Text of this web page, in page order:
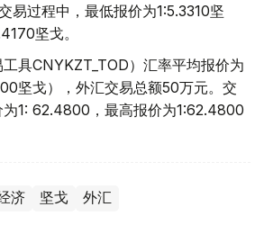
易过程中，最低报价为1:5.3310坚
坚戈。
具CNYKZT_TOD）汇率平均报价为
坚戈），外汇交易总额50万元。交
1: 62.4800，最高报价为1:62.4800
济 坚戈 外汇